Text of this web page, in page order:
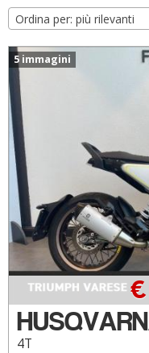
Ordina per: più rilevanti
5 immagini
4T